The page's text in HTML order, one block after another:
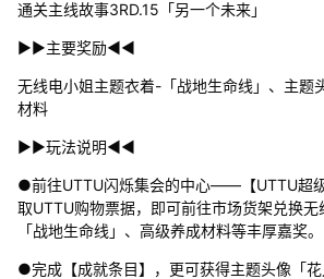
通关主线故事3RD.15「另一个未来」
▶▶主要奖励◀◀
无线电小姐主题衣着-「战地生命线」、主题
材料
▶▶玩法说明◀◀
●前往UTTU闪烁集会的中心——【UTTU超
取UTTU购物票据，即可前往市场货架兑换
「战地生命线」、高级养成材料等丰厚嘉奖。
●完成【成就条目】，更可获得主题头像「花